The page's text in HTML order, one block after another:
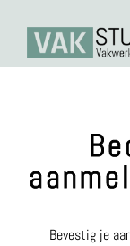
Bevestig je